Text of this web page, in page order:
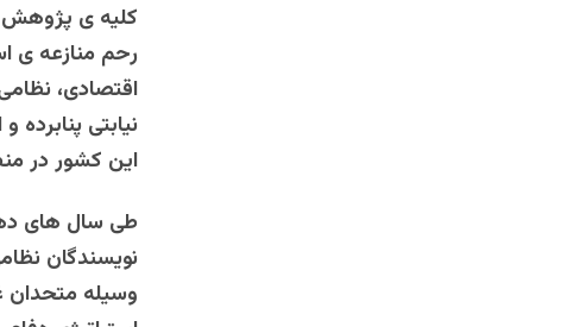
کلیه ی پژوهش
رحم منازعه ی
اقتصادی،
نیابتی
این کشور در
طی سال های
نویسندگان
وسیله متحدان